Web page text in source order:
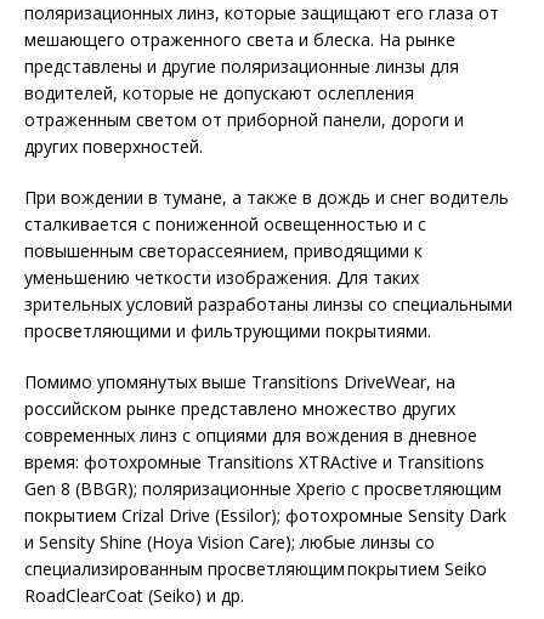
поляризационных линз, которые защищают его глаза от
мешающего отраженного света и блеска. На рынке
представлены и другие поляризационные линзы для
водителей, которые не допускают ослепления
отраженным светом от приборной панели, дороги и
других поверхностей.
При вождении в тумане, а также в дождь и снег водитель
сталкивается с пониженной освещенностью и с
повышенным светорассеянием, приводящими к
уменьшению четкости изображения. Для таких
зрительных условий разработаны линзы со специальными
просветляющими и фильтрующими покрытиями.
Помимо упомянутых выше Transitions DriveWear, на
российском рынке представлено множество других
современных линз с опциями для вождения в дневное
время: фотохромные Transitions XTRActive и Transitions
Gen 8 (BBGR); поляризационные Xperio с просветляющим
покрытием Crizal Drive (Essilor); фото­хромные Sensity Dark
и Sensity Shine (Hoya Vision Care); любые линзы со
специализированным просветляющим покрытием Seiko
RoadClearCoat (Seiko) и др.